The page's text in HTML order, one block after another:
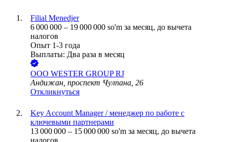
Filial Menedjer
6 000 000 – 19 000 000 so'm за месяц, до вычета
налогов
Опыт 1-3 года
Выплаты: Два раза в месяц
ООО WESTER GROUP RJ
Андижан, проспект Чулпана, 26
Откликнуться
Key Account Manager / менеджер по работе с
ключевыми партнерами
13 000 000 – 15 000 000 so'm за месяц, до вычета